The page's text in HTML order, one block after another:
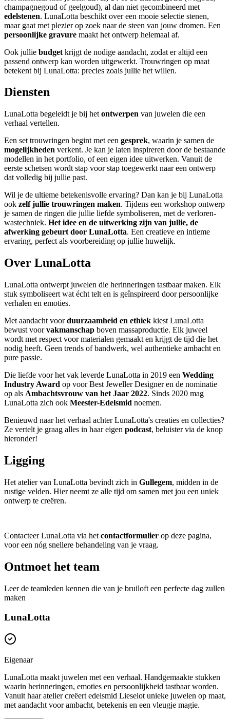
champagnegoud of geelgoud), al dan niet gecombineerd met
edelstenen. LunaLotta beschikt over een mooie selectie stenen,
maar gaat met plezier op zoek naar de steen van jouw dromen. Een
persoonlijke gravure maakt het ontwerp helemaal af.
Ook jullie budget krijgt de nodige aandacht, zodat er altijd een
passend ontwerp kan worden uitgewerkt. Trouwringen op maat
betekent bij LunaLotta: precies zoals jullie het willen.
Diensten
LunaLotta begeleidt je bij het ontwerpen van juwelen die een
verhaal vertellen.
Een set trouwringen begint met een gesprek, waarin je samen de
mogelijkheden verkent. Je kan je laten inspireren door de bestaande
modellen in het portfolio, of een eigen idee uitwerken. Vanuit de
eerste schetsen wordt stap voor stap toegewerkt naar een ontwerp
dat volledig bij jullie past.
Wil je de ultieme betekenisvolle ervaring? Dan kan je bij LunaLotta
ook zelf jullie trouwringen maken. Tijdens een workshop ontwerp
je samen de ringen die jullie liefde symboliseren, met de verloren-
wastechniek. Het idee en de uitwerking zijn van jullie, de
afwerking gebeurt door LunaLotta. Een creatieve en intieme
ervaring, perfect als voorbereiding op jullie huwelijk.
Over LunaLotta
LunaLotta ontwerpt juwelen die herinneringen tastbaar maken. Elk
stuk symboliseert wat écht telt en is geînspireerd door persoonlijke
verhalen en emoties.
Met aandacht voorduurzaamheid en ethiek kiest LunaLotta
bewust voorvakmanschap boven massaproductie. Elk juweel
wordt met respect voor materialen gemaakt en krijgt de tijd die het
nodig heeft. Geen trends of bandwerk, wel authentieke ambacht en
pure passie.
Die liefde voor het vak leverde LunaLotta in 2019 een Wedding
Industry Award op voor Best Jeweller Designer en de nominatie
op als Ambachtsvrouw van het Jaar 2022. Sinds 2020 mag
LunaLotta zich ook Meester-Edelsmid noemen.
Benieuwd naar het verhaal achter LunaLotta's creaties en collecties?
Ze vertelt je graag alles in haar eigen podcast, beluister via de knop
hieronder!
Ligging
Het atelier van LunaLotta bevindt zich in Gullegem, midden in de
rustige velden. Hier neemt ze alle tijd om samen met jou een uniek
ontwerp te creëren.
Contacteer LunaLotta via het contactformulier op deze pagina,
voor een nóg snellere behandeling van je vraag.
Ontmoet het team
Leer de teamleden kennen die van je bruiloft een perfecte dag zullen
maken
LunaLotta
Eigenaar
LunaLotta maakt juwelen met een verhaal. Handgemaakte stukken
waarin herinneringen, emoties en persoonlijkheid tastbaar worden.
Vanuit haar atelier creëert edelsmid Lieselot unieke juwelen op maat,
met aandacht voor ambacht, betekenis en een vleugje magie.